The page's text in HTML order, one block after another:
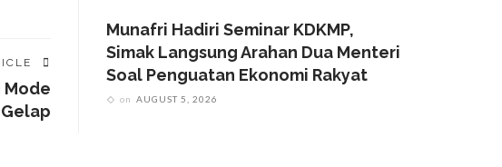
Mode
Gelap
Munafri Hadiri Seminar KDKMP,
Simak Langsung Arahan Dua Menteri
Soal Penguatan Ekonomi Rakyat
on AUGUST 5, 2026